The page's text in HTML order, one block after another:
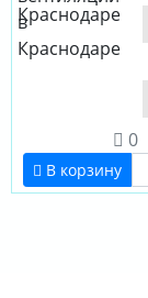
0
В корзину